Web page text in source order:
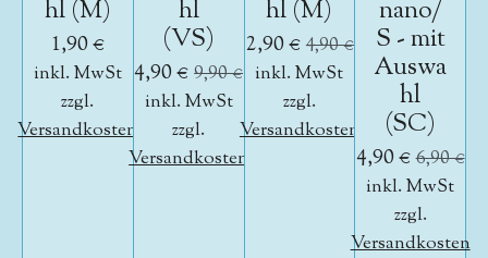
hl (M)
1,90 €
inkl. MwSt
zzgl.
Versandkosten
hl
(VS)
4,90 € 9,90 €
inkl. MwSt
zzgl.
Versandkosten
hl (M)
2,90 € 4,90 €
inkl. MwSt
zzgl.
Versandkosten
nano/
S - mit
Auswa
hl
(SC)
4,90 €6,90 €
inkl. MwSt
zzgl.
Versandkosten